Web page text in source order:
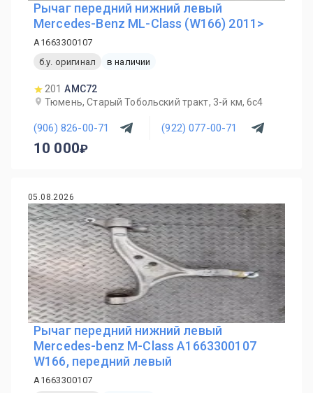
Рычаг передний нижний левый
Mercedes-Benz ML-Class (W166) 2011>
A1663300107
б.у. оригинал
в наличии
201 AMC72
Тюмень, Старый Тобольский тракт, 3-й км, 6с4
(906) 826-00-71 (922) 077-00-71
10 000
05.08.2026
Рычаг передний нижний левый
Mercedes-benz M-Class A1663300107
W166, передний левый
A1663300107